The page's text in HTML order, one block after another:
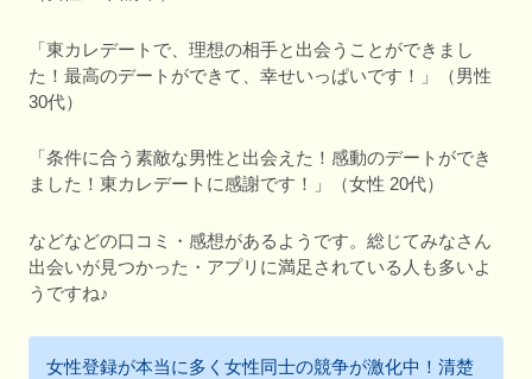
「東カレデートで、理想の相手と出会うことができまし
た！最高のデートができて、幸せいっぱいです！」（男性
30代）
「条件に合う素敵な男性と出会えた！感動のデートができ
ました！東カレデートに感謝です！」（女性 20代）
などなどの口コミ・感想があるようです。総じてみなさん
出会いが見つかった・アプリに満足されている人も多いよ
うですね♪
女性登録が本当に多く女性同士の競争が激化中！清楚